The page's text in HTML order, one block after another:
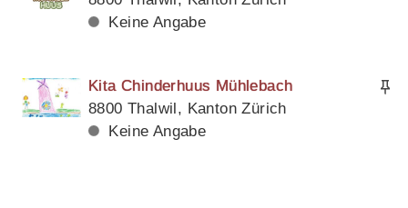
Keine Angabe
Kita Chinderhuus Mühlebach
8800 Thalwil, Kanton Zürich
Keine Angabe